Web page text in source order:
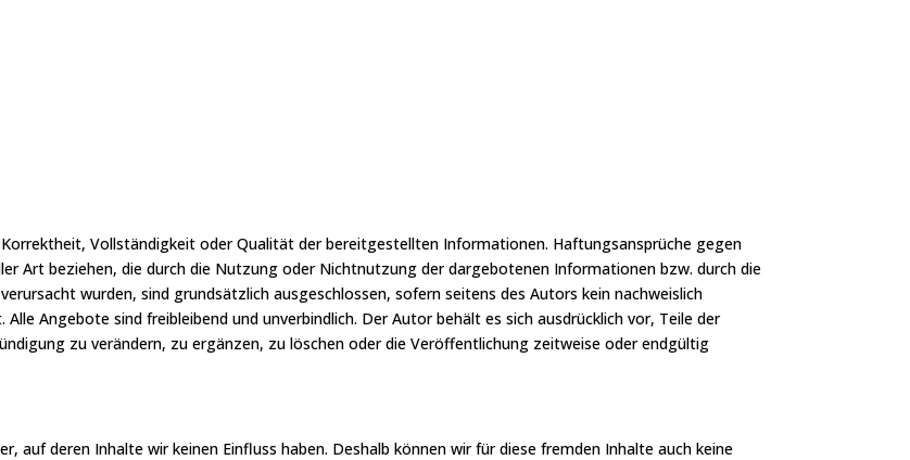
Vollständigkeit oder Qualität der bereitgestellten Informationen. Haftungsansprüche gegen
Art beziehen, die durch die Nutzung oder Nichtnutzung der dargebotenen Informationen bzw. durch die
wurden, sind grundsätzlich ausgeschlossen, sofern seitens des Autors kein nachweislich
Angebote sind freibleibend und unverbindlich. Der Autor behält es sich ausdrücklich vor, Teile der
zu verändern, zu ergänzen, zu löschen oder die Veröffentlichung zeitweise oder endgültig
auf deren Inhalte wir keinen Einfluss haben. Deshalb können wir für diese fremden Inhalte auch keine